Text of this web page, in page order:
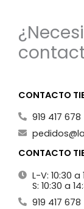
CONTACTO
919 417 678
CONTACTO
L-V: 10:30 a
S: 10:30 a
919 417 678